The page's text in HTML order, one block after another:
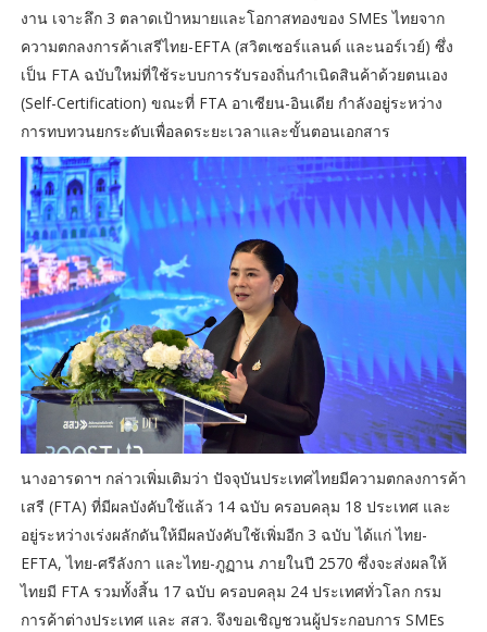
งาน เจาะลึก 3 ตลาดเป้าหมายและโอกาสทองของ SMEs ไทยจาก
ความตกลงการค้าเสรีไทย-EFTA (สวิตเซอร์แลนด์ และนอร์เวย์) ซึ่ง
เป็น FTA ฉบับใหม่ที่ใช้ระบบการรับรองถิ่นกำเนิดสินค้าด้วยตนเอง
(Self-Certification) ขณะที่ FTA อาเซียน-อินเดีย กำลังอยู่ระหว่าง
การทบทวนยกระดับเพื่อลดระยะเวลาและขั้นตอนเอกสาร
นางอารดาฯ กล่าวเพิ่มเติมว่า ปัจจุบันประเทศไทยมีความตกลงการค้า
เสรี (FTA) ที่มีผลบังคับใช้แล้ว 14 ฉบับ ครอบคลุม 18 ประเทศ และ
อยู่ระหว่างเร่งผลักดันให้มีผลบังคับใช้เพิ่มอีก 3 ฉบับ ได้แก่ ไทย-
EFTA, ไทย-ศรีลังกา และไทย-ภูฏาน ภายในปี 2570 ซึ่งจะส่งผลให้
ไทยมี FTA รวมทั้งสิ้น 17 ฉบับ ครอบคลุม 24 ประเทศทั่วโลก กรม
การค้าต่างประเทศ และ สสว. จึงขอเชิญชวนผู้ประกอบการ SMEs